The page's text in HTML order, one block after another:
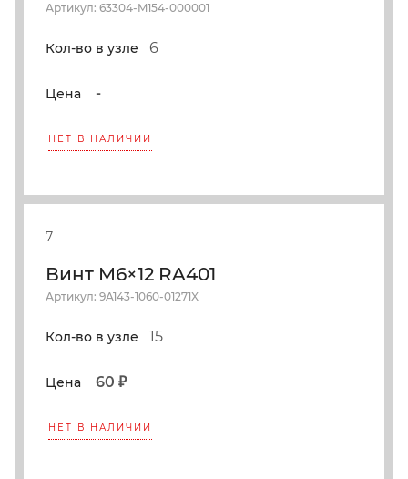
Артикул: 63304-M154-000001
Кол-во в узле 6
Цена -
НЕТ В НАЛИЧИИ
7
Винт M6×12 RA401
Артикул: 9A143-1060-01271X
Кол-во в узле 15
Цена 60 ₽
НЕТ В НАЛИЧИИ